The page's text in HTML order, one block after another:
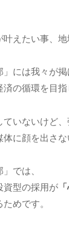
叶えたい事、
」には我々が
済の循環を目
ていないけど
体に顔を出さ
では、
資型の採用が
めです。